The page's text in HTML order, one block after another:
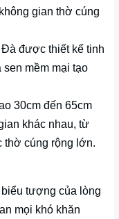
gian thờ cúng
được thiết kế tinh
sen mềm mại tạo
30cm đến 65cm
khác nhau, từ
thờ cúng rộng lớn.
tượng của lòng
mọi khó khăn